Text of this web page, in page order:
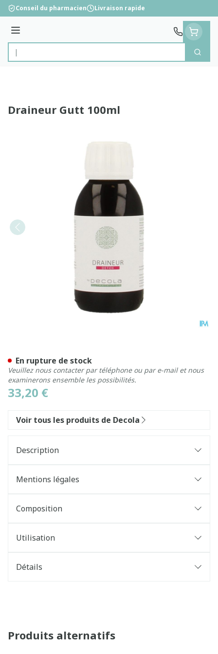
Aller au contenu
Conseil du pharmacien Livraison rapide
Menu
Rechercher
Draineur Gutt 100ml
33,20 €
En rupture de stock
Veuillez nous contacter par téléphone ou par e-mail et nous
examinerons ensemble les possibilités.
Voir tous les produits de Decola
Description
Mentions légales
Composition
Utilisation
Détails
Produits alternatifs